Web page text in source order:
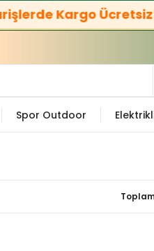
Kargo Ücretsiz!
Spor Outdoor